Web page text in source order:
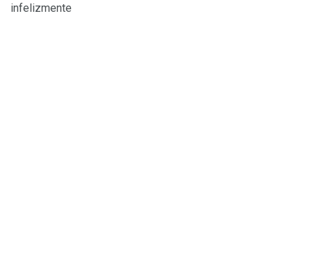
infelizmente